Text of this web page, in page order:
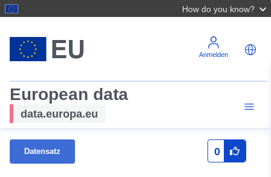
How do you know?
Anmelden
European data
data.europa.eu
Datensatz 0